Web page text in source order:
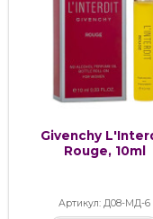
Givenchy
Rouge, 10ml
Артикул: Д08-МД-6